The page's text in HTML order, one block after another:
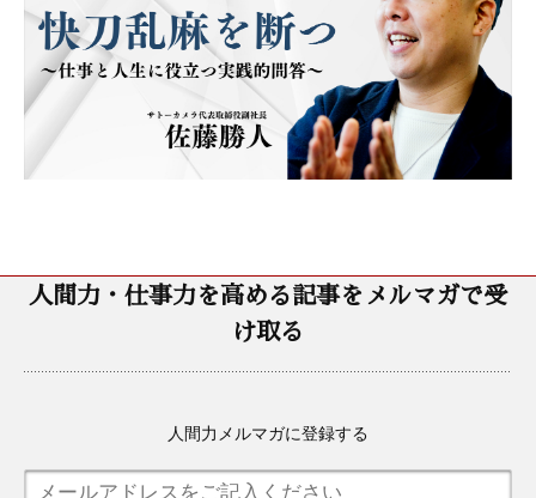
人間力・仕事力を高める記事をメルマガで受
け取る
人間力メルマガに登録する